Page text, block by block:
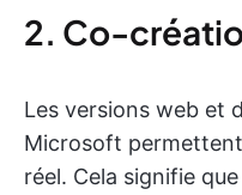
2. Co-
Les versions web et
Microsoft
réel. Cela signifie